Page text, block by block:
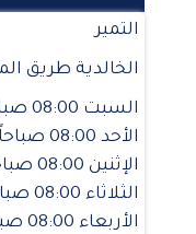
التمير
الخالدية طريق
السبت 08:00 صباحاً-02:00 صباحاً
الأحد 08:00 صباحاً-02:00 صباحاً
الإثنين 08:00 صباحاً-02:00 صباحاً
الثلاثاء 08:00 صباحاً-02:00 صباحاً
الأربعاء 08:00 صباحاً-02:00 صباحاً